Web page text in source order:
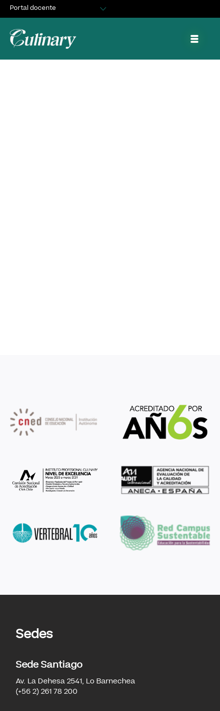
Portal docente
Portal de trabajo y prácticas
Sedes
Sede Santiago
Av. La Dehesa 2541, Lo Barnechea
(+56 2) 261 78 200